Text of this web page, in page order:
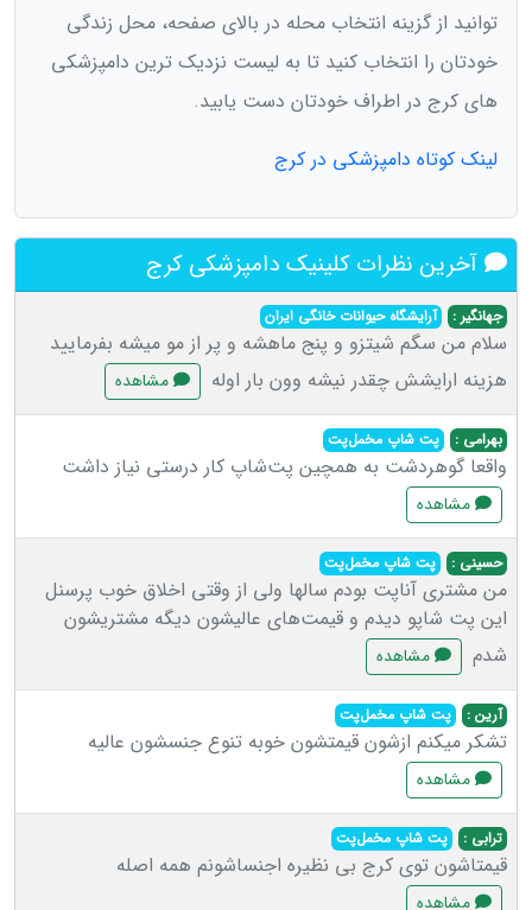
توانید از گزینه انتخاب محله در بالای صفحه، محل زندگی
خودتان را انتخاب کنید تا به لیست نزدیک ترین دامپزشکی
های کرج در اطراف خودتان دست یابید.
لینک کوتاه دامپزشکی در کرج
آخرین نظرات کلینیک دامپزشکی کرج
جهانگیر : آرایشگاه حیوانات خانگی ایران
سلام من سگم شیتزو و پنج ماهشه و پر از مو میشه بفرمایید
هزینه ارایشش چقدر نیشه وون بار اوله
مشاهده
بهرامی : پت شاپ مخمل‌پت
واقعا گوهردشت به همچین پت‌شاپ کار درستی نیاز داشت
مشاهده
حسینی : پت شاپ مخمل‌پت
من مشتری آناپت بودم سالها ولی از وقتی اخلاق خوب پرسنل
این پت شاپو دیدم و قیمت‌های عالیشون دیگه مشتریشون
شدم
مشاهده
آرین : پت شاپ مخمل‌پت
تشکر میکنم ازشون قیمتشون خوبه تنوع جنسشون عالیه
مشاهده
ترابی : پت شاپ مخمل‌پت
قیمتاشون توی کرج بی نظیره اجنساشونم همه اصله
مشاهده